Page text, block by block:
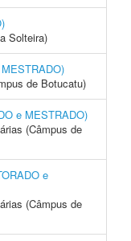
Solteira)
de Botucatu)
e MESTRADO)
(Câmpus de
e
(Câmpus de